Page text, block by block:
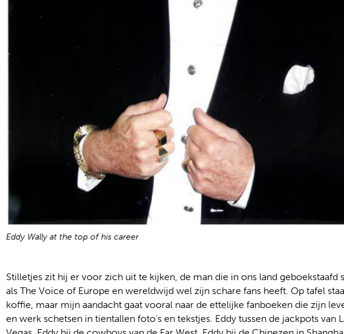
Eddy Wally at the top of his career
Stilletjes zit hij er voor zich uit te kijken, de man die in ons land geboekstaafd
als The Voice of Europe en wereldwijd wel zijn schare fans heeft. Op tafel
koffie, maar mijn aandacht gaat vooral naar de ettelijke fanboeken die zijn
en werk schetsen in tientallen foto’s en tekstjes. Eddy tussen de jackpots van